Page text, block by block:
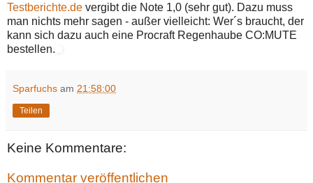
Testberichte.de vergibt die Note 1,0 (sehr gut). Dazu muss
man nichts mehr sagen - außer vielleicht: Wer´s braucht, der
kann sich dazu auch eine Procraft Regenhaube CO:MUTE
bestellen.
Sparfuchs am 21:58:00
Teilen
Keine Kommentare:
Kommentar veröffentlichen